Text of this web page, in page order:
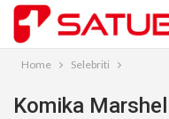
Home Selebriti
Komika